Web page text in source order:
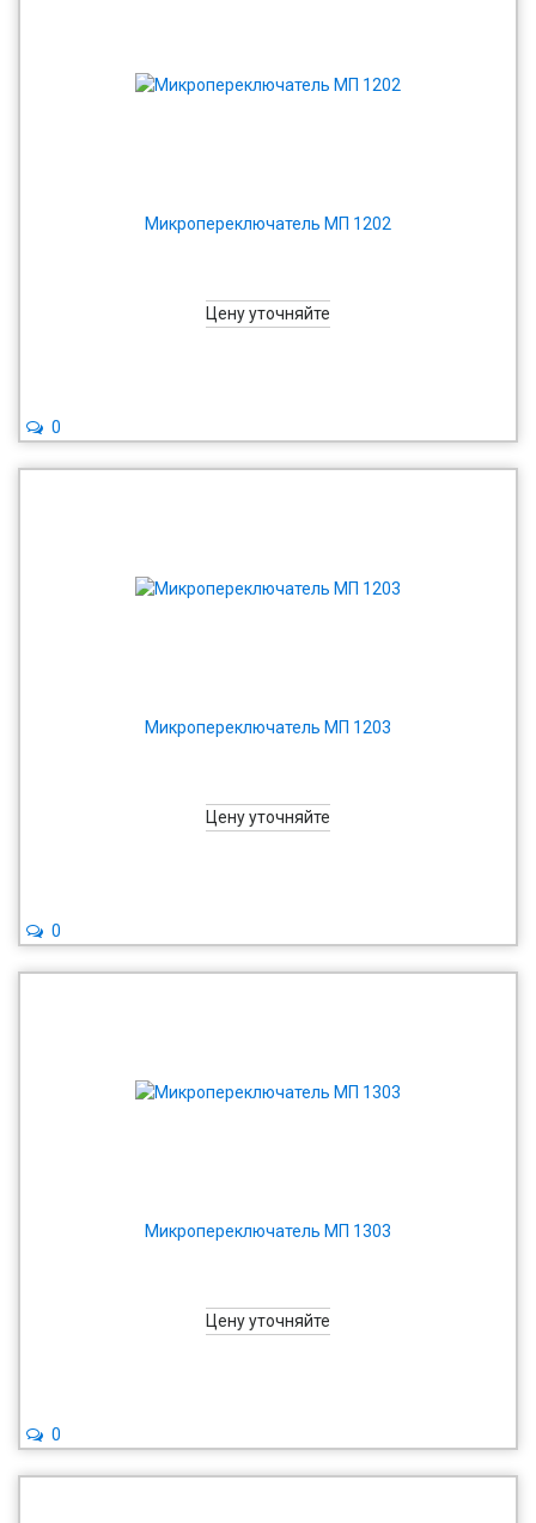
Микропереключатель МП 1202
Цену уточняйте
0
Микропереключатель МП 1203
Цену уточняйте
0
Микропереключатель МП 1303
Цену уточняйте
0